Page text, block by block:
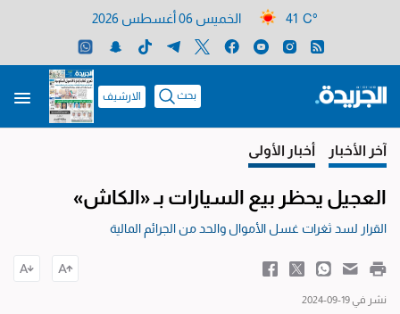
41 C° الخميس 06 أغسطس 2026
بحث الارشيف
آخر الأخبار أخبار الأولى
العجيل يحظر بيع السيارات بـ «الكاش»
القرار لسد ثغرات غسل الأموال والحد من الجرائم المالية
نشر في 19-09-2024